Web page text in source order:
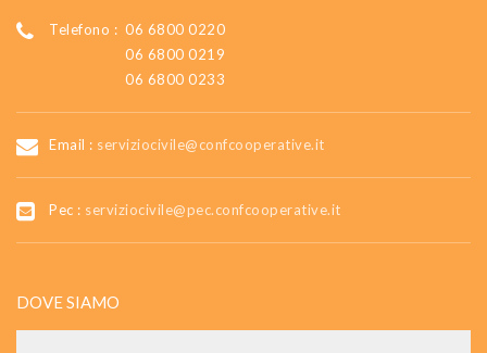
Telefono : 06 6800 0220
06 6800 0219
06 6800 0233
Email : serviziocivile@confcooperative.it
Pec : serviziocivile@pec.confcooperative.it
DOVE SIAMO